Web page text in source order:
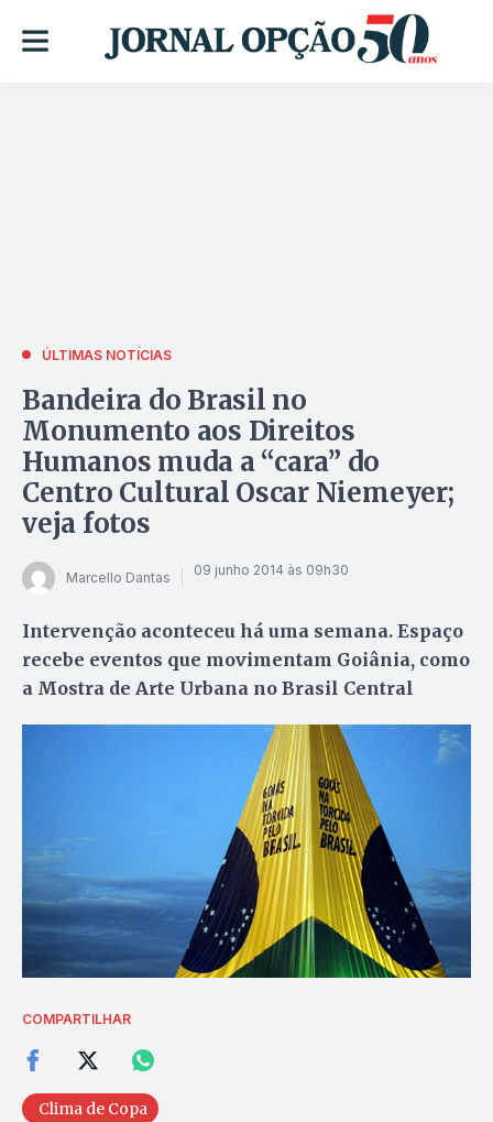
ÚLTIMAS NOTÍCIAS
Bandeira do Brasil no
Monumento aos Direitos
Humanos muda a “cara” do
Centro Cultural Oscar Niemeyer;
veja fotos
Marcello Dantas 09 junho 2014 às 09h30
Intervenção aconteceu há uma semana. Espaço
recebe eventos que movimentam Goiânia, como
a Mostra de Arte Urbana no Brasil Central
COMPARTILHAR
Clima de Copa